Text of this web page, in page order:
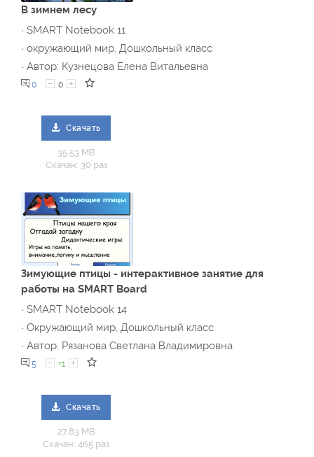
В зимнем лесу
· SMART Notebook 11
· окружающий мир, Дошкольный класс
· Автор: Кузнецова Елена Витальевна
0 0
Скачать
35.53 MB
Скачан: 30 раз
Зимующие птицы - интерактивное занятие для
работы на SMART Board
· SMART Notebook 14
· Окружающий мир, Дошкольный класс
· Автор: Рязанова Светлана Владимировна
5 +1
Скачать
27.83 MB
Скачан: 465 раз